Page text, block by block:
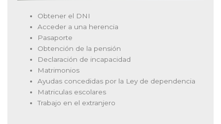
Obtener el DNI
Acceder a una herencia
Pasaporte
Obtención de la pensión
Declaración de incapacidad
Matrimonios
Ayudas concedidas por la Ley de dependencia
Matriculas escolares
Trabajo en el extranjero